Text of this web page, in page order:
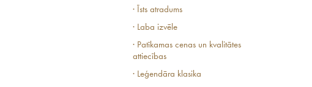
· Īsts atradums
· Laba izvēle
· Patīkamas cenas un kvalitātes
attiecības
· Leģendāra klasika